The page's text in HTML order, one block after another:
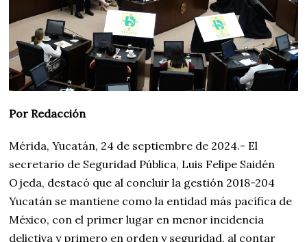
Por Redacción
Mérida, Yucatán, 24 de septiembre de 2024.- El
secretario de Seguridad Pública, Luis Felipe Saidén
Ojeda, destacó que al concluir la gestión 2018-204
Yucatán se mantiene como la entidad más pacífica de
México, con el primer lugar en menor incidencia
delictiva y primero en orden y seguridad, al contar